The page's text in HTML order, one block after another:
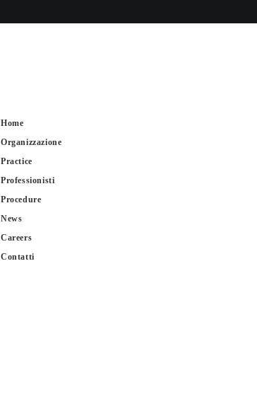
Home
Organizzazione
Practice
Professionisti
Procedure
News
Careers
Contatti